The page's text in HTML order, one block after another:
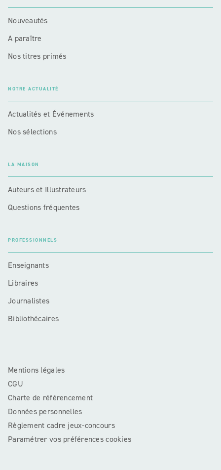
Nouveautés
A paraître
Nos titres primés
NOTRE ACTUALITÉ
Actualités et Événements
Nos sélections
LA MAISON
Auteurs et Illustrateurs
Questions fréquentes
PROFESSIONNELS
Enseignants
Libraires
Journalistes
Bibliothécaires
Mentions légales
CGU
Charte de référencement
Données personnelles
Règlement cadre jeux-concours
Paramétrer vos préférences cookies